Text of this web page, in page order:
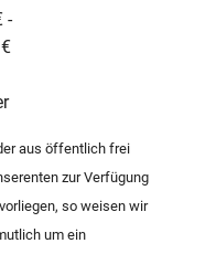
Euro.
Tourismus- und
Fortführung
ermöglicht.
-
aus öffentlich frei
zur Verfügung
so weisen wir
um ein